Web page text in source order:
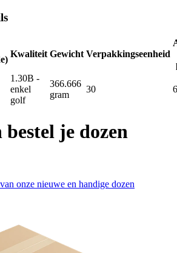
Kwaliteit Gewicht Verpakkingseenheid
1.30B -
enkel
golf
366.666
gram
30
bestel je dozen
onze nieuwe en handige dozen